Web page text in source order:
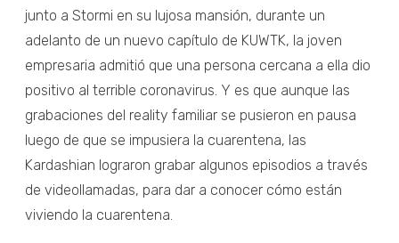
junto a Stormi en su lujosa mansión, durante un
adelanto de un nuevo capítulo de KUWTK, la joven
empresaria admitió que una persona cercana a ella dio
positivo al terrible coronavirus. Y es que aunque las
grabaciones del reality familiar se pusieron en pausa
luego de que se impusiera la cuarentena, las
Kardashian lograron grabar algunos episodios a través
de videollamadas, para dar a conocer cómo están
viviendo la cuarentena.